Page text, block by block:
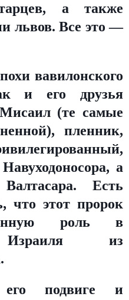
а также
львов. Все это —
вавилонского
и его друзья
(те самые
пленник,
а
Есть
что этот пророк
роль в
Израиля из
подвиге и